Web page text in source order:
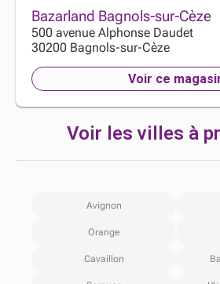
Bazarland Bagnols-sur-Cèze
500 avenue Alphonse Daudet
30200 Bagnols-sur-Cèze
Voir ce
Voir les villes à
Avignon
Orange
Cavaillon